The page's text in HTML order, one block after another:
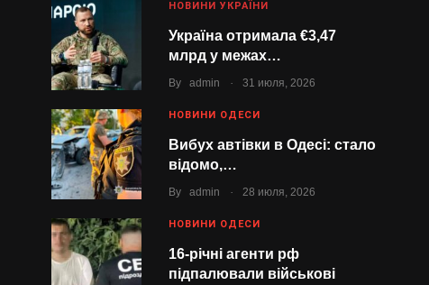
НОВИНИ УКРАЇНИ
Україна отримала €3,47
млрд у межах…
By admin . 31 июля, 2026
НОВИНИ ОДЕСИ
Вибух автівки в Одесі: стало
відомо,…
By admin . 28 июля, 2026
НОВИНИ ОДЕСИ
16-річні агенти рф
підпалювали військові